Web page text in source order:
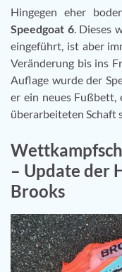
Hingegen eher
Speedgoat 6. Dieses
eingeführt, ist aber
Veränderung bis ins
Auflage wurde der
er ein neues Fußbett,
überarbeiteten Schaft
– Update der
Brooks